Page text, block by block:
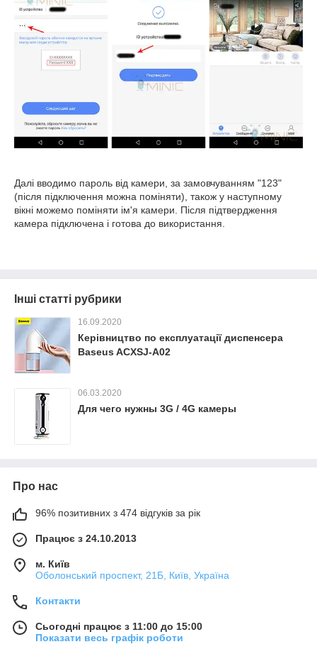
Далі вводимо пароль від камери, за замовчуванням "123"
(після підключення можна поміняти), також у наступному
вікні можемо поміняти ім'я камери. Після підтвердження
камера підключена і готова до використання.
Інші статті рубрики
16.09.2020
Керівництво по експлуатації диспенсера
Baseus ACXSJ-A02
06.03.2020
Для чего нужны 3G / 4G камеры
Про нас
96% позитивних з 474 відгуків за рік
Працює з 24.10.2013
м. Київ
Оболонський проспект, 21Б, Київ, Україна
Контакти
Сьогодні працює з 11:00 до 15:00
Показати весь графік роботи